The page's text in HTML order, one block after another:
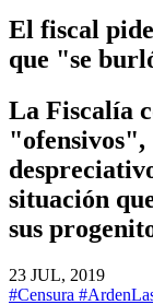
El fiscal
que "se
La Fiscalía
situación
sus
23 JUL, 2019
#Censura